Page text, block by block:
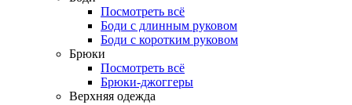
Посмотреть всё
Боди с длинным руковом
Боди с коротким руковом
Брюки
Посмотреть всё
Брюки-джоггеры
Верхняя одежда